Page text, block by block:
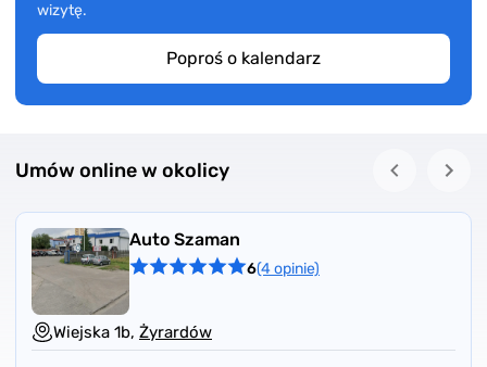
wizytę.
Poproś o kalendarz
Umów online w okolicy
Auto Szaman
6(4 opinie)
Wiejska 1b, Żyrardów